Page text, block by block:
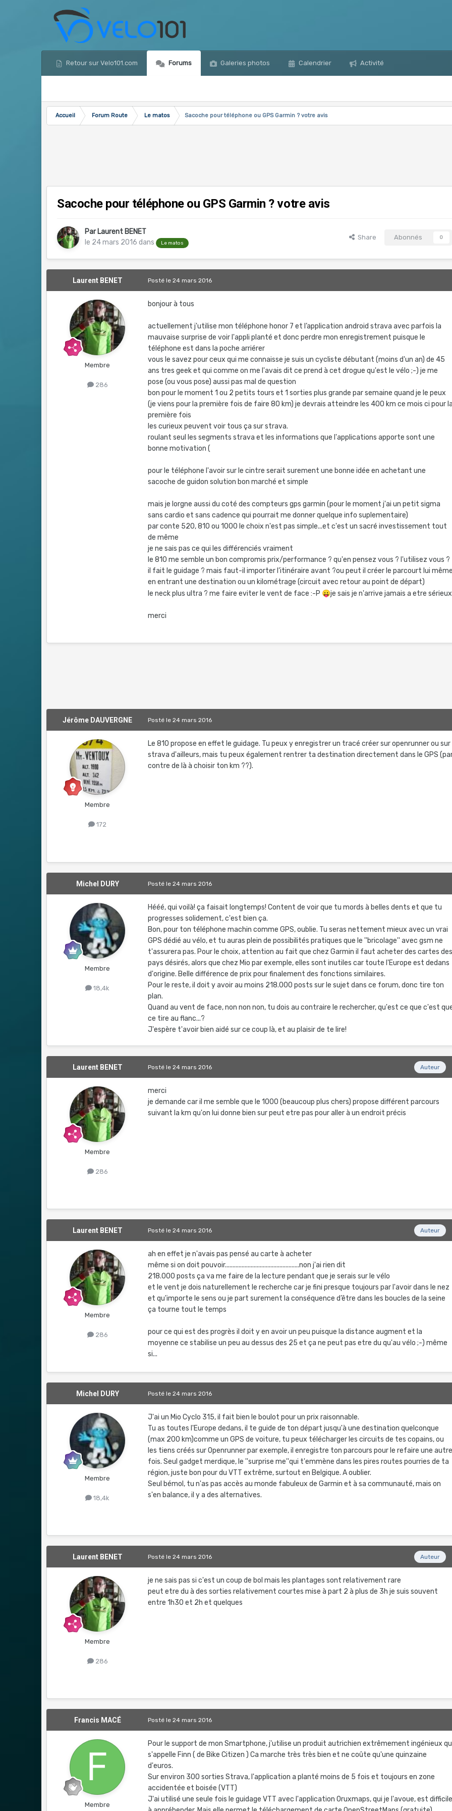
Retour sur Velo101.com Forums Galeries photos Calendrier Activité
Accueil Forum Route Le matos Sacoche pour téléphone ou GPS Garmin ? votre avis
Sacoche pour téléphone ou GPS Garmin ? votre avis
Par Laurent BENET
le 24 mars 2016 dans Le matos
Share Abonnés 0
Laurent BENET
Membre
286
Postéle 24 mars 2016
bonjour à tous
actuellement j'utilise mon téléphone honor 7 et l’application android strava avec parfois la
mauvaise surprise de voir l'appli planté et donc perdre mon enregistrement puisque le
téléphone est dans la poche arriérer
vous le savez pour ceux qui me connaisse je suis un cycliste débutant (moins d'un an) de 45
ans tres geek et qui comme on me l'avais dit ce prend à cet drogue qu'est le vélo ;-) je me
pose (ou vous pose) aussi pas mal de question
bon pour le moment 1 ou 2 petits tours et 1 sorties plus grande par semaine quand je le peux
(je viens pour la première fois de faire 80 km) je devrais atteindre les 400 km ce mois ci pour
première fois
les curieux peuvent voir tous ça sur strava.
roulant seul les segments strava et les informations que l'applications apporte sont une
bonne motivation (
pour le téléphone l'avoir sur le cintre serait surement une bonne idée en achetant une
sacoche de guidon solution bon marché et simple
mais je lorgne aussi du coté des compteurs gps garmin (pour le moment j'ai un petit sigma
sans cardio et sans cadence qui pourrait me donner quelque info suplementaire)
par conte 520, 810 ou 1000 le choix n'est pas simple...et c'est un sacré investissement tout
de même
je ne sais pas ce qui les différenciés vraiment
le 810 me semble un bon compromis prix/performance ? qu'en pensez vous ? l'utilisez vous ?
il fait le guidage ? mais faut-il importer l’itinéraire avant ?ou peut il créer le parcourt lui
en entrant une destination ou un kilométrage (circuit avec retour au point de départ)
le neck plus ultra ? me faire eviter le vent de face :-P 😛je sais je n'arrive jamais a etre
merci
Jérôme DAUVERGNE
Membre
172
Postéle 24 mars 2016
Le 810 propose en effet le guidage. Tu peux y enregistrer un tracé créer sur openrunner ou sur
strava d'ailleurs, mais tu peux également rentrer ta destination directement dans le GPS
contre de là à choisir ton km ??).
Michel DURY
Membre
18,4k
Postéle 24 mars 2016
Hééé, qui voilà! ça faisait longtemps! Content de voir que tu mords à belles dents et que tu
progresses solidement, c'est bien ça.
Bon, pour ton téléphone machin comme GPS, oublie. Tu seras nettement mieux avec un vrai
GPS dédié au vélo, et tu auras plein de possibilités pratiques que le ''bricolage'' avec gsm ne
t'assurera pas. Pour le choix, attention au fait que chez Garmin il faut acheter des cartes
pays désirés, alors que chez Mio par exemple, elles sont inutiles car toute l'Europe est dedans
d'origine. Belle différence de prix pour finalement des fonctions similaires.
Pour le reste, il doit y avoir au moins 218.000 posts sur le sujet dans ce forum, donc tire ton
plan.
Quand au vent de face, non non non, tu dois au contraire le rechercher, qu'est ce que c'est
ce tire au flanc...?
J'espère t'avoir bien aidé sur ce coup là, et au plaisir de te lire!
Laurent BENET
Membre
286
Auteur
Postéle 24 mars 2016
merci
je demande car il me semble que le 1000 (beaucoup plus chers) propose différent parcours
suivant la km qu'on lui donne bien sur peut etre pas pour aller à un endroit précis
Laurent BENET
Membre
286
Auteur
Postéle 24 mars 2016
ah en effet je n'avais pas pensé au carte à acheter
même si on doit pouvoir.................................................non j'ai rien dit
218.000 posts ça va me faire de la lecture pendant que je serais sur le vélo
et le vent je dois naturellement le recherche car je fini presque toujours par l'avoir dans le nez
et qu'importe le sens ou je part surement la conséquence d’être dans les boucles de la seine
ça tourne tout le temps
pour ce qui est des progrès il doit y en avoir un peu puisque la distance augment et la
moyenne ce stabilise un peu au dessus des 25 et ça ne peut pas etre du qu'au vélo ;-) même
si...
Michel DURY
Membre
18,4k
Postéle 24 mars 2016
J'ai un Mio Cyclo 315, il fait bien le boulot pour un prix raisonnable.
Tu as toutes l'Europe dedans, il te guide de ton départ jusqu'à une destination quelconque
(max 200 km)comme un GPS de voiture, tu peux télécharger les circuits de tes copains, ou
les tiens créés sur Openrunner par exemple, il enregistre ton parcours pour le refaire une
fois. Seul gadget merdique, le ''surprise me''qui t'emmène dans les pires routes pourries de ta
région, juste bon pour du VTT extrême, surtout en Belgique. A oublier.
Seul bémol, tu n'as pas accès au monde fabuleux de Garmin et à sa communauté, mais on
s'en balance, il y a des alternatives.
Laurent BENET
Membre
286
Auteur
Postéle 24 mars 2016
je ne sais pas si c'est un coup de bol mais les plantages sont relativement rare
peut etre du à des sorties relativement courtes mise à part 2 à plus de 3h je suis souvent
entre 1h30 et 2h et quelques
Francis MACÉ
Membre
Postéle 24 mars 2016
Pour le support de mon Smartphone, j'utilise un produit autrichien extrêmement ingénieux
s'appelle Finn ( de Bike Citizen ) Ca marche très très bien et ne coûte qu'une quinzaine
d'euros.
Sur environ 300 sorties Strava, l'application a planté moins de 5 fois et toujours en zone
accidentée et boisée (VTT)
J'ai utilisé une seule fois le guidage VTT avec l'application Oruxmaps, qui je l'avoue, est